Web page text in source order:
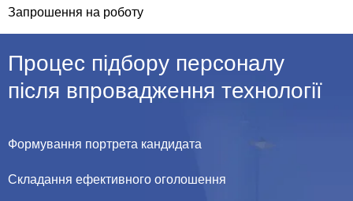
Запрошення на роботу
Формування портрета кандидата
Складання ефективного оголошення
Процес підбору персоналу
після впровадження технології